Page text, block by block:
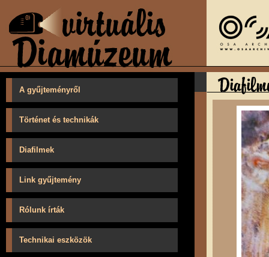
A gyűjteményről
Történet és technikák
Diafilmek
Link gyűjtemény
Rólunk írták
Technikai eszközök